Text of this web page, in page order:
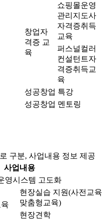
창업자
격증 교
육
쇼핑몰운영
관리지도사
자격증취득
교육
퍼스널컬러
컨설턴트자
격증취득교
육
성공창업 특강
성공창업 멘토링
구분, 사업내용 정보 제공
사업내용
영시스템 고도화
현장실습 지원(사전교육
맞춤형교육)
현장견학